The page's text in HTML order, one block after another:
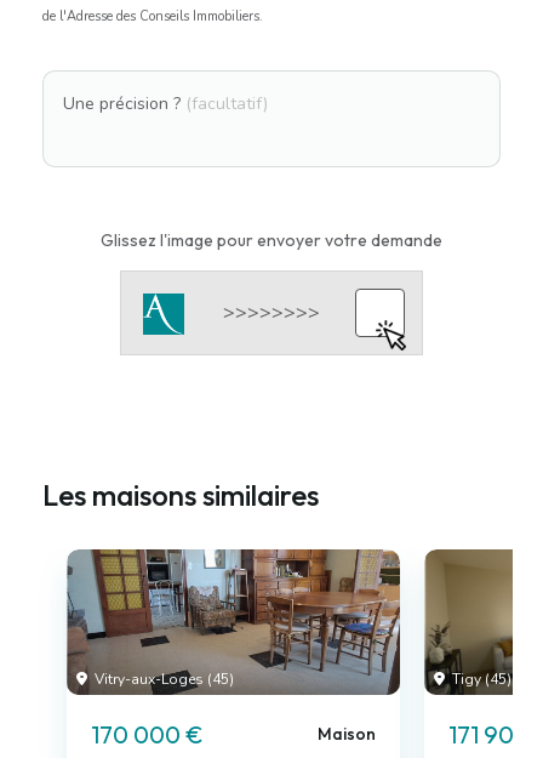
de l'Adresse des Conseils Immobiliers.
Une précision ? (facultatif)
Glissez l'image pour envoyer votre demande
Les maisons similaires
Vitry-aux-Loges (45)
170 000 € Maison
Tigy (45)
171 900